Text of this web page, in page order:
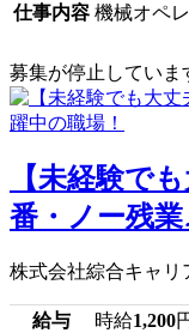
仕事内容 機械オペ
募集が停止していま
【未経験で
番・ノー残業
株式会社綜合キャリ
給与 時給1,200